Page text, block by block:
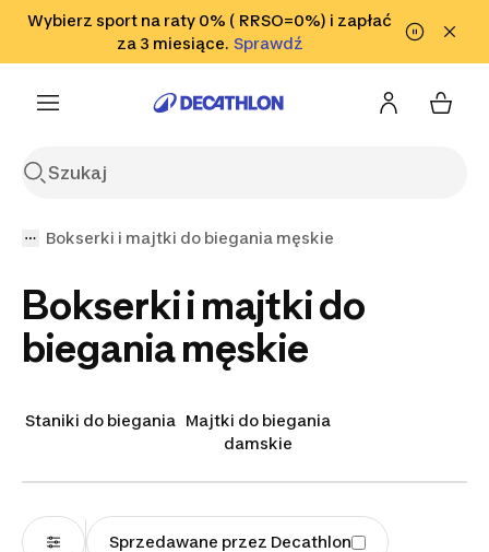
Przejdź do wyszukiwania Przejdź do treści
Przejdź
Wybierz sport na raty 0% ( RRSO=0%) i zapłać
za 3 miesiące. SprawdźSprawdź
Sprawdź
Bokserki i majtki do biegania męskie
Bokserki i majtki do
biegania męskie
Staniki do biegania Majtki do biegania
damskie
Sprzedawane przez Decathlon